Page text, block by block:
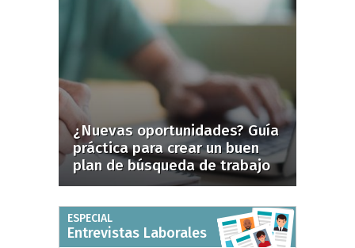
¿Nuevas oportunidades? Guía
práctica para crear un buen
plan de búsqueda de trabajo
ESPECIAL
Entrevistas Laborales